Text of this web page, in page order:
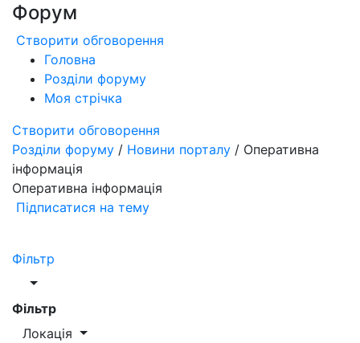
Форум
Створити обговорення
Головна
Розділи форуму
Моя стрічка
Створити обговорення
Розділи форуму / Новини порталу / Оперативна
інформація
Оперативна інформація
Підписатися на тему
Фільтр
Фільтр
Локація